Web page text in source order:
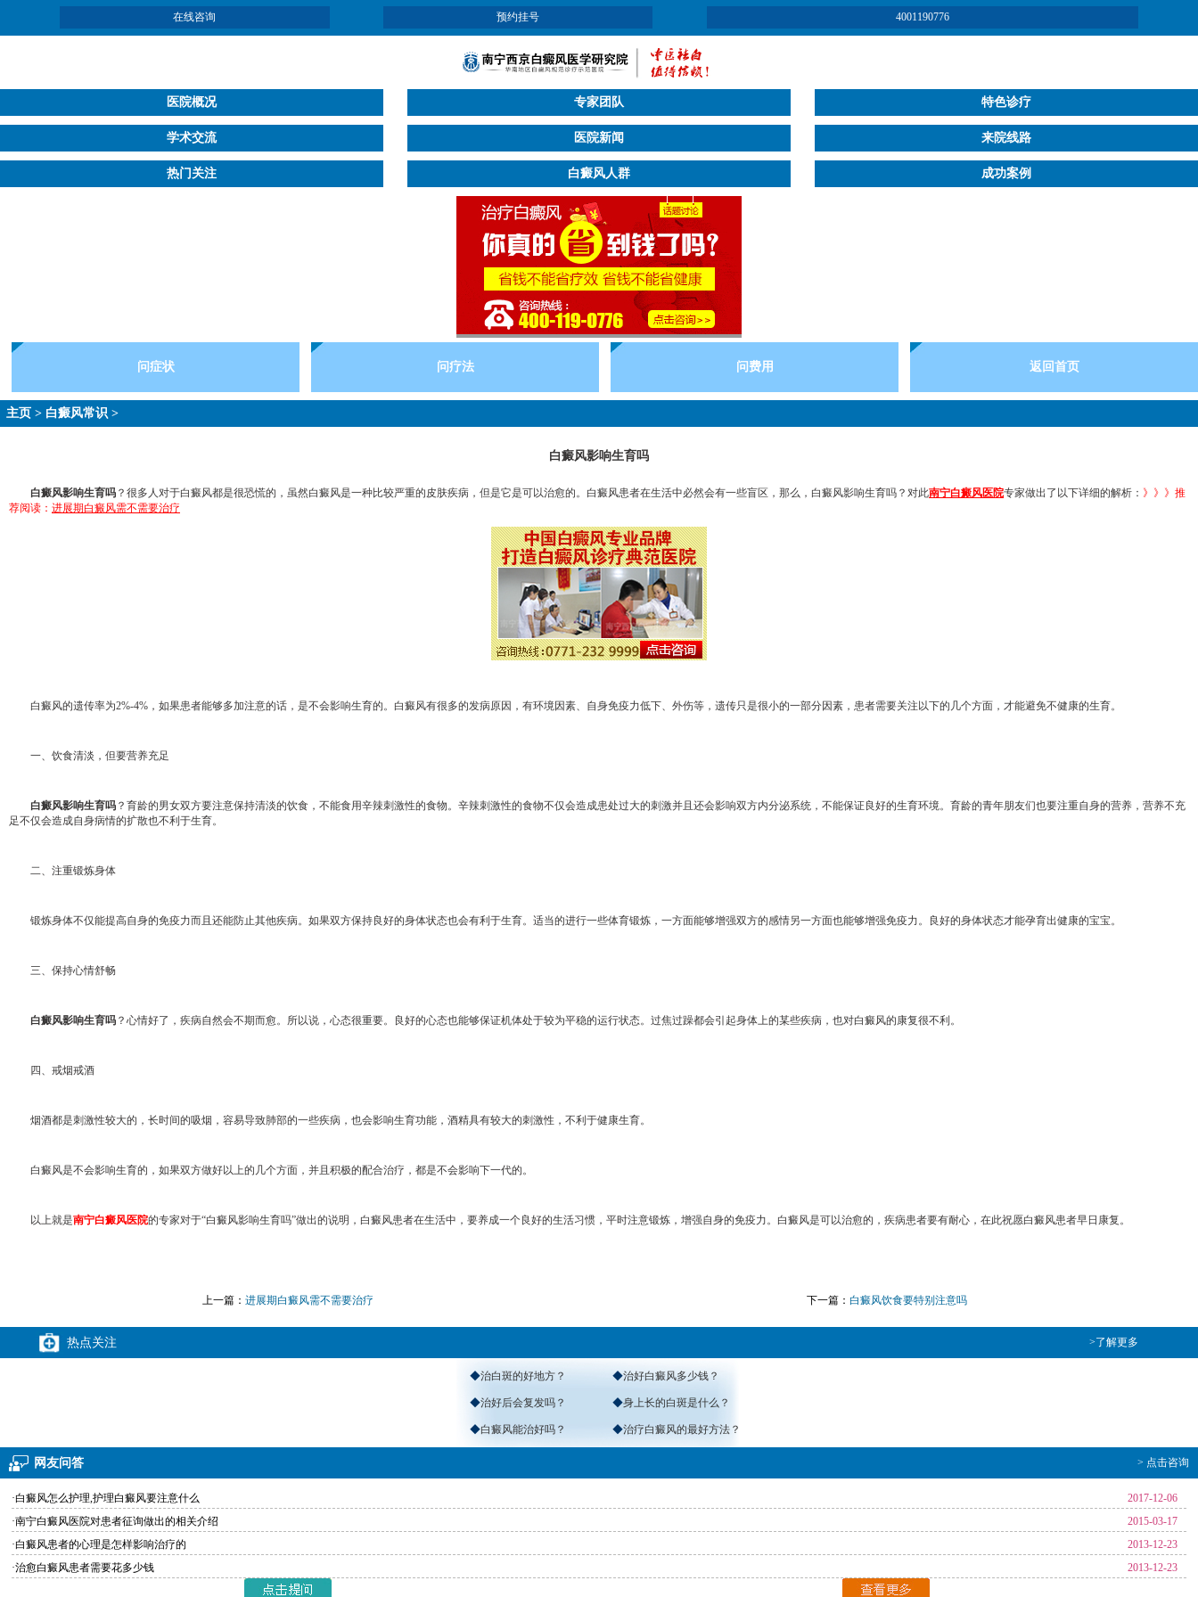
在线咨询 预约挂号 4001190776
医院概况 专家团队 特色诊疗
学术交流 医院新闻 来院线路
热门关注 白癜风人群 成功案例
问症状 问疗法 问费用 返回首页
主页 > 白癜风常识 >
白癜风影响生育吗
白癜风影响生育吗 ？很多人对于白癜风都是很恐慌的，虽然白癜风是一种比较严重的皮肤疾病，但是它是可以治愈的。白癜风患者在生活中必然会有一些盲区，那么，白癜风影响生育吗？对此南宁白癜风医院专家做出了以下详细的解析： 》》》推
荐阅读： 进展期白癜风需不需要治疗
白癜风的遗传率为2%-4%，如果患者能够多加注意的话，是不会影响生育的。白癜风有很多的发病原因，有环境因素、自身免疫力低下、外伤等，遗传只是很小的一部分因素，患者需要关注以下的几个方面，才能避免不健康的生育。
一、饮食清淡，但要营养充足
白癜风影响生育吗 ？育龄的男女双方要注意保持清淡的饮食，不能食用辛辣刺激性的食物。辛辣刺激性的食物不仅会造成患处过大的刺激并且还会影响双方内分泌系统，不能保证良好的生育环境。育龄的青年朋友们也要注重自身的营养，营养不充
足不仅会造成自身病情的扩散也不利于生育。
二、注重锻炼身体
锻炼身体不仅能提高自身的免疫力而且还能防止其他疾病。如果双方保持良好的身体状态也会有利于生育。适当的进行一些体育锻炼，一方面能够增强双方的感情另一方面也能够增强免疫力。良好的身体状态才能孕育出健康的宝宝。
三、保持心情舒畅
白癜风影响生育吗 ？心情好了，疾病自然会不期而愈。所以说，心态很重要。良好的心态也能够保证机体处于较为平稳的运行状态。过焦过躁都会引起身体上的某些疾病，也对白癜风的康复很不利。
四、戒烟戒酒
烟酒都是刺激性较大的，长时间的吸烟，容易导致肺部的一些疾病，也会影响生育功能，酒精具有较大的刺激性，不利于健康生育。
白癜风是不会影响生育的，如果双方做好以上的几个方面，并且积极的配合治疗，都是不会影响下一代的。
以上就是南宁白癜风医院的专家对于“白癜风影响生育吗”做出的说明，白癜风患者在生活中，要养成一个良好的生活习惯，平时注意锻炼，增强自身的免疫力。白癜风是可以治愈的，疾病患者要有耐心，在此祝愿白癜风患者早日康复。
上一篇： 进展期白癜风需不需要治疗 下一篇： 白癜风饮食要特别注意吗
热点关注 >了解更多
◆治白斑的好地方？ ◆治好白癜风多少钱？
◆治好后会复发吗？ ◆身上长的白斑是什么？
◆白癜风能治好吗？ ◆治疗白癜风的最好方法？
网友问答 > 点击咨询
·白癜风怎么护理,护理白癜风要注意什么
2017-12-06
·南宁白癜风医院对患者征询做出的相关介绍
2015-03-17
·白癜风患者的心理是怎样影响治疗的
2013-12-23
·治愈白癜风患者需要花多少钱
2013-12-23